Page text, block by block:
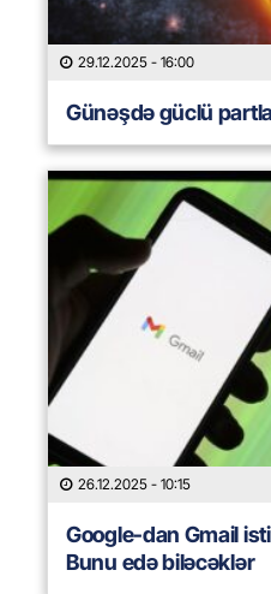
29.12.2025 - 16:00
Günəşdə güclü
26.12.2025 - 10:15
Google-dan Gmail
Bunu edə biləcəklər